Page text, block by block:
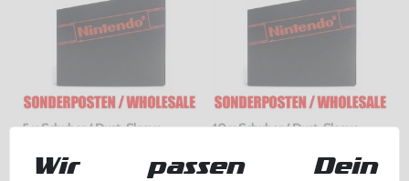
5 x Schuber / Dust-Sleeve
mit Nintendo Logo, gebraucht
10 x Schuber / Dust-Sleeve
mit Nintendo Logo, gebraucht
Wir passen Dein